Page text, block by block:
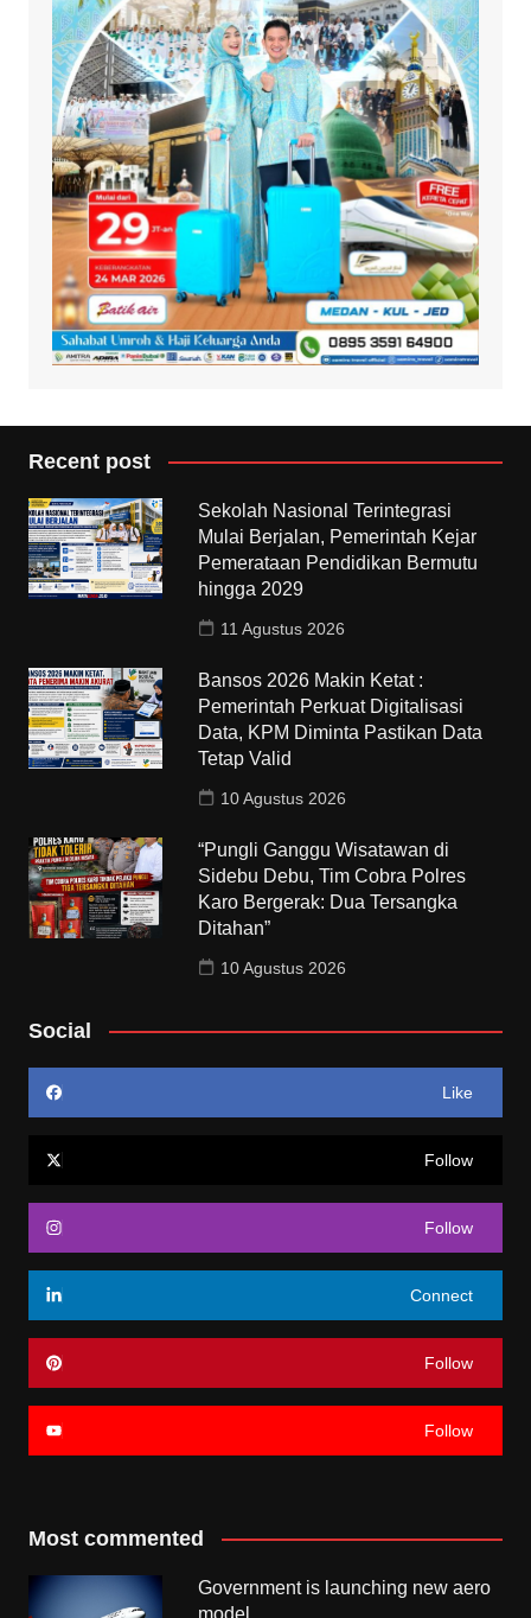
Recent post
Sekolah Nasional Terintegrasi
Mulai Berjalan, Pemerintah Kejar
Pemerataan Pendidikan Bermutu
hingga 2029
11 Agustus 2026
Bansos 2026 Makin Ketat :
Pemerintah Perkuat Digitalisasi
Data, KPM Diminta Pastikan Data
Tetap Valid
10 Agustus 2026
“Pungli Ganggu Wisatawan di
Sidebu Debu, Tim Cobra Polres
Karo Bergerak: Dua Tersangka
Ditahan”
10 Agustus 2026
Social
Like
Follow
Follow
Connect
Follow
Follow
Most commented
Government is launching new aero
model